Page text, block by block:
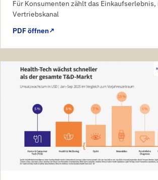
Für Konsumenten zählt das
Vertriebskanal
PDF öffnen↗